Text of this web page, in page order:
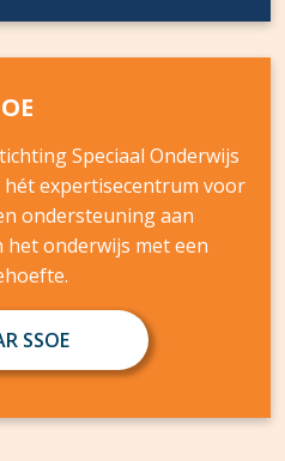
Speciaal Onderwijs
hét expertisecentrum voor
ondersteuning aan
onderwijs met een
SSOE